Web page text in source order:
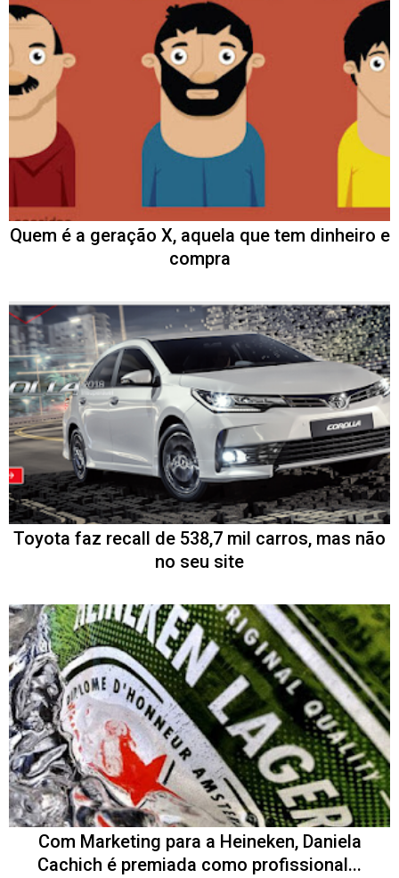
Quem é a geração X, aquela que tem dinheiro e
compra
Toyota faz recall de 538,7 mil carros, mas não
no seu site
Com Marketing para a Heineken, Daniela
Cachich é premiada como profissional...